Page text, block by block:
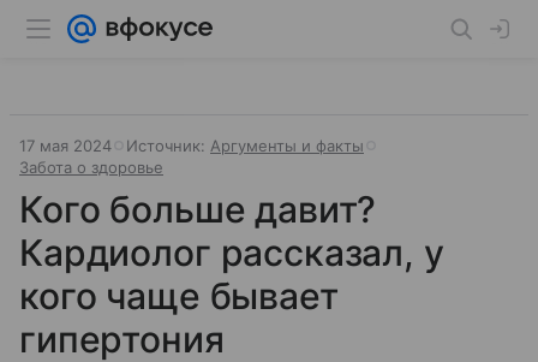
17 мая 2024 Источник: Аргументы и факты
Забота о здоровье
Кого больше давит?
Кардиолог рассказал, у
кого чаще бывает
гипертония